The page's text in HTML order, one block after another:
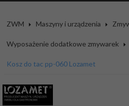
ZWM Maszyny i urządzenia
Wyposażenie dodatkowe zmywarek
Kosz do tac pp-060 Lozamet